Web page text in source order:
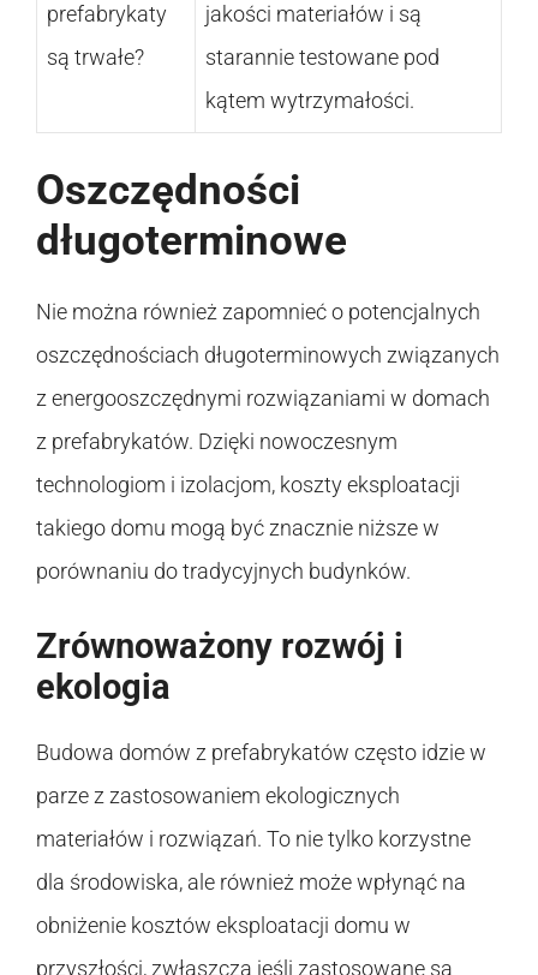
prefabrykaty
są trwałe?
jakości materiałów i są
starannie testowane pod
kątem wytrzymałości.
Oszczędności
długoterminowe
Nie można również zapomnieć o potencjalnych
oszczędnościach długoterminowych związanych
z energooszczędnymi rozwiązaniami w domach
z prefabrykatów. Dzięki nowoczesnym
technologiom i izolacjom, koszty eksploatacji
takiego domu mogą być znacznie niższe w
porównaniu do tradycyjnych budynków.
Zrównoważony rozwój i
ekologia
Budowa domów z prefabrykatów często idzie w
parze z zastosowaniem ekologicznych
materiałów i rozwiązań. To nie tylko korzystne
dla środowiska, ale również może wpłynąć na
obniżenie kosztów eksploatacji domu w
przyszłości, zwłaszcza jeśli zastosowane są